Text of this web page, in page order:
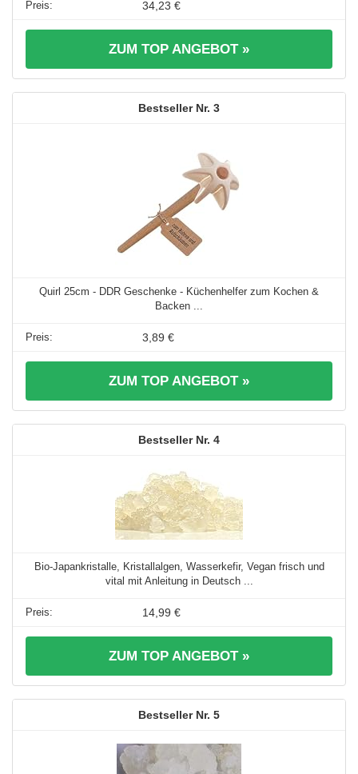
34,23 €
ZUM TOP ANGEBOT »
3
Quirl 25cm - DDR Geschenke - Küchenhelfer zum Kochen &
Backen ...
3,89 €
ZUM TOP ANGEBOT »
4
Bio-Japankristalle, Kristallalgen, Wasserkefir, Vegan frisch und
vital mit Anleitung in Deutsch ...
14,99 €
ZUM TOP ANGEBOT »
5